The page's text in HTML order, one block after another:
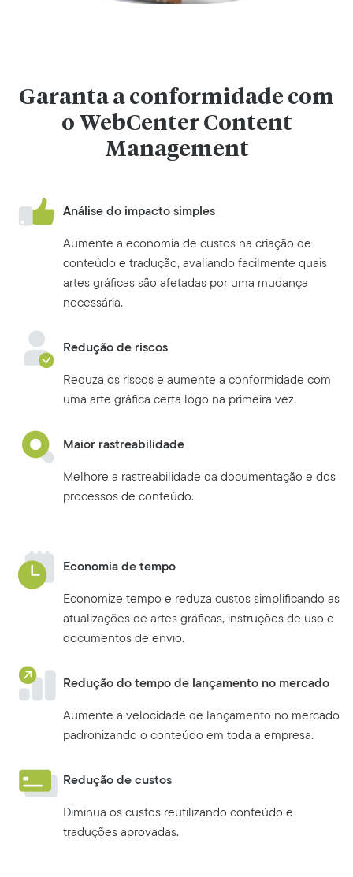
Garanta a conformidade com
o WebCenter Content
Management
Análise do impacto simples
Aumente a economia de custos na criação de
conteúdo e tradução, avaliando facilmente quais
artes gráficas são afetadas por uma mudança
necessária.
Redução de riscos
Reduza os riscos e aumente a conformidade com
uma arte gráfica certa logo na primeira vez.
Maior rastreabilidade
Melhore a rastreabilidade da documentação e dos
processos de conteúdo.
Economia de tempo
Economize tempo e reduza custos simplificando as
atualizações de artes gráficas, instruções de uso e
documentos de envio.
Redução do tempo de lançamento no mercado
Aumente a velocidade de lançamento no mercado
padronizando o conteúdo em toda a empresa.
Redução de custos
Diminua os custos reutilizando conteúdo e
traduções aprovadas.